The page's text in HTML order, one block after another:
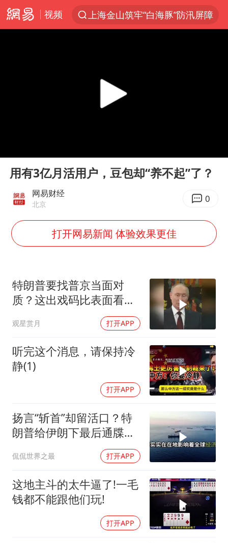
视频
上海金山筑牢“白海豚”防汛屏障
《披荆斩棘2026》阵容官宣
国足U17与阿森纳决赛取消 并列冠军
上门女婿出轨女邻居多年被判重婚罪
香港刷新1884年以来最高气温纪录
《龙餐馆》 冲奖
存款市场为何两极分化
云南一男子胃中取出180颗铁钉
以军士兵把枪口对准中国记者
奋力开创中国式现代化建设新局面
Play
用有3亿月活用户，豆包却“养不起”了？
网易财经
北京 0
打开网易新闻 体验效果更佳
特朗普要找普京当面对
质？这出戏码比表面看起
观星赏月 打开APP
听完这个消息，请保持冷
静(1)
打开APP
扬言“斩首”却留活口？特
朗普给伊朗下最后通牒，
侃侃世界之最 打开APP
这地主斗的太牛逼了!一毛
钱都不能跟他们玩!
打开APP